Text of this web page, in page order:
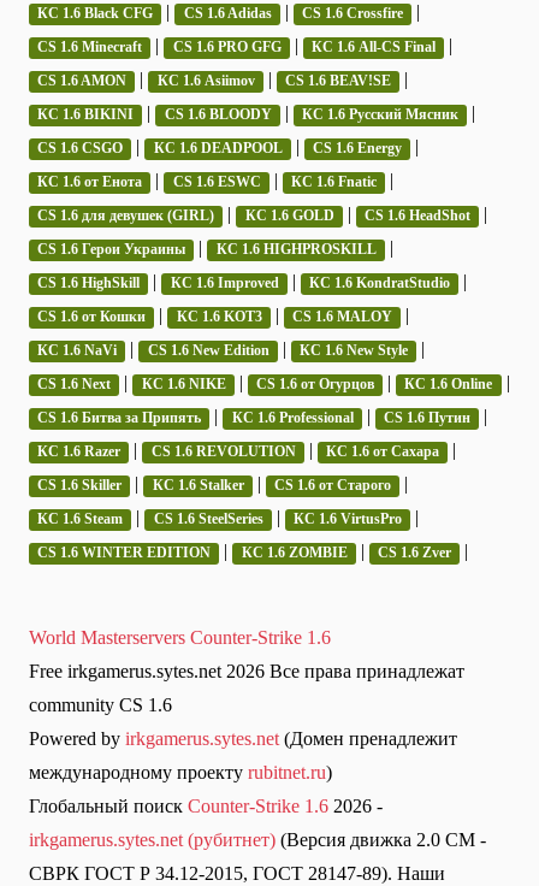
КС 1.6 Black CFG | CS 1.6 Adidas | CS 1.6 Crossfire |
CS 1.6 Minecraft | CS 1.6 PRO GFG | КС 1.6 All-CS Final |
CS 1.6 AMON | КС 1.6 Asiimov | CS 1.6 BEAV!SE |
КС 1.6 BIKINI | CS 1.6 BLOODY | КС 1.6 Русский Мясник |
CS 1.6 CSGO | КС 1.6 DEADPOOL | CS 1.6 Energy |
КС 1.6 от Енота | CS 1.6 ESWC | КС 1.6 Fnatic |
CS 1.6 для девушек (GIRL) | КС 1.6 GOLD | CS 1.6 HeadShot |
CS 1.6 Герои Украины | КС 1.6 HIGHPROSKILL |
CS 1.6 HighSkill | КС 1.6 Improved | КС 1.6 KondratStudio |
CS 1.6 от Кошки | КС 1.6 KOT3 | CS 1.6 MALOY |
КС 1.6 NaVi | CS 1.6 New Edition | КС 1.6 New Style |
CS 1.6 Next | КС 1.6 NIKE | CS 1.6 от Огурцов | КС 1.6 Online |
CS 1.6 Битва за Припять | КС 1.6 Professional | CS 1.6 Путин |
КС 1.6 Razer | CS 1.6 REVOLUTION | КС 1.6 от Сахара |
CS 1.6 Skiller | КС 1.6 Stalker | CS 1.6 от Старого |
КС 1.6 Steam | CS 1.6 SteelSeries | КС 1.6 VirtusPro |
CS 1.6 WINTER EDITION | КС 1.6 ZOMBIE | CS 1.6 Zver |
World Masterservers Counter-Strike 1.6
Free irkgamerus.sytes.net 2026 Все права принадлежат
community CS 1.6
Powered by irkgamerus.sytes.net (Домен пренадлежит
международному проекту rubitnet.ru)
Глобальный поиск Counter-Strike 1.6 2026 -
irkgamerus.sytes.net (рубитнет) (Версия движка 2.0 СМ -
СВРК ГОСТ Р 34.12-2015, ГОСТ 28147-89). Наши